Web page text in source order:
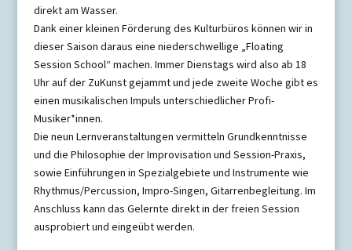
direkt am Wasser.
Dank einer kleinen Förderung des Kulturbüros können wir in
dieser Saison daraus eine niederschwellige „Floating
Session School“ machen. Immer Dienstags wird also ab 18
Uhr auf der ZuKunst gejammt und jede zweite Woche gibt es
einen musikalischen Impuls unterschiedlicher Profi-
Musiker*innen.
Die neun Lernveranstaltungen vermitteln Grundkenntnisse
und die Philosophie der Improvisation und Session-Praxis,
sowie Einführungen in Spezialgebiete und Instrumente wie
Rhythmus/Percussion, Impro-Singen, Gitarrenbegleitung. Im
Anschluss kann das Gelernte direkt in der freien Session
ausprobiert und eingeübt werden.